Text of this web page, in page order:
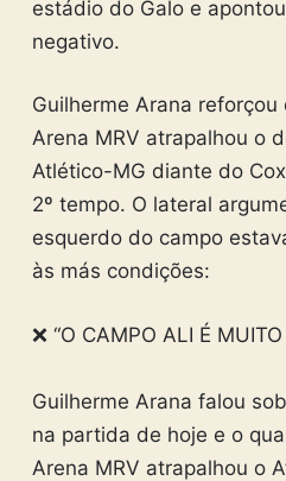
estádio do Galo e
negativo.
Guilherme Arana
Arena MRV atrapalhou o
Atlético-MG diante do
2º tempo. O lateral
esquerdo do campo
às más condições:
❌ “O CAMPO ALI É MUITO
Guilherme Arana falou
na partida de hoje e o
Arena MRV atrapalhou o